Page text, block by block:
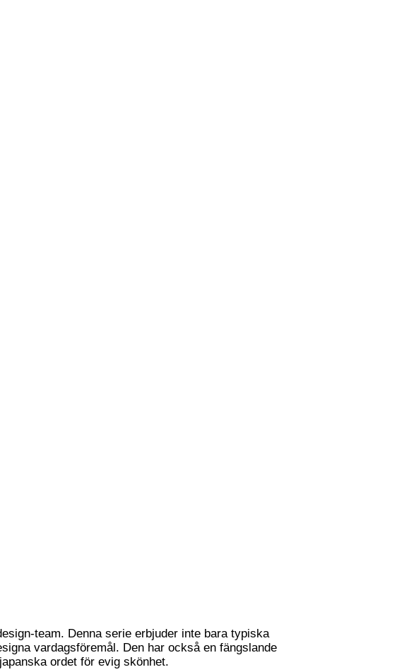
team. Denna serie erbjuder inte bara typiska
vardagsföremål. Den har också en fängslande
ordet för evig skönhet.